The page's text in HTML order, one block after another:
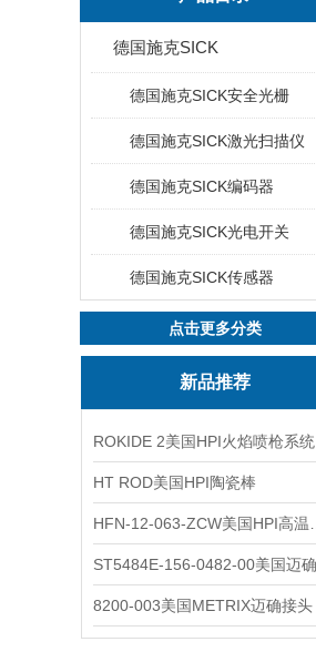
德国施克SICK
德国施克SICK安全光栅
德国施克SICK激光扫描仪
德国施克SICK编码器
德国施克SICK光电开关
德国施克SICK传感器
点击更多分类
新品推荐
ROKIDE 2美国HPI火焰喷枪系统
HT ROD美国HPI陶瓷棒
8200-003美国METRIX迈确接头